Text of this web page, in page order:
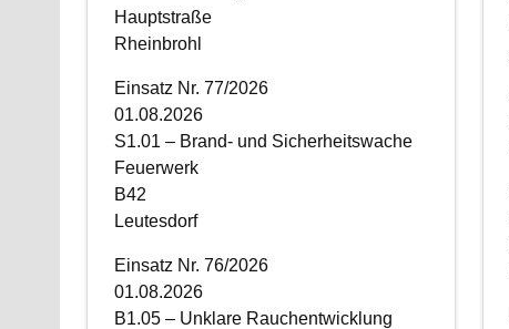
Hauptstraße
Rheinbrohl
Einsatz Nr. 77/2026
01.08.2026
S1.01 – Brand- und Sicherheitswache
Feuerwerk
B42
Leutesdorf
Einsatz Nr. 76/2026
01.08.2026
B1.05 – Unklare Rauchentwicklung